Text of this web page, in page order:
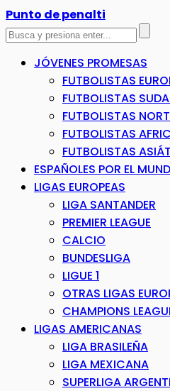
Punto de penalti
JÓVENES PROMESAS
FUTBOLISTAS
FUTBOLISTAS
FUTBOLISTAS
FUTBOLISTAS
FUTBOLISTAS
ESPAÑOLES POR EL
LIGAS EUROPEAS
LIGA SANTANDER
PREMIER LEAGUE
CALCIO
BUNDESLIGA
LIGUE 1
OTRAS LIGAS
CHAMPIONS
LIGAS AMERICANAS
LIGA BRASILEÑA
LIGA MEXICANA
SUPERLIGA